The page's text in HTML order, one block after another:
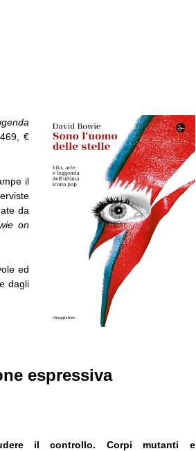
€
il
da
on
ed
dagli
espressiva
il controllo. Corpi mutanti e